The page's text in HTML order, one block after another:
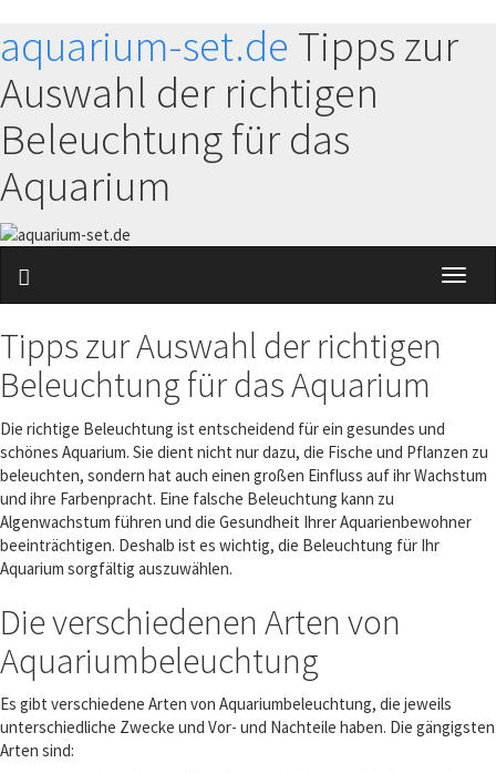
aquarium-set.de Tipps zur
Auswahl der richtigen
Beleuchtung für das
Aquarium
Tipps zur Auswahl der richtigen
Beleuchtung für das Aquarium
Die richtige Beleuchtung ist entscheidend für ein gesundes und
schönes Aquarium. Sie dient nicht nur dazu, die Fische und Pflanzen zu
beleuchten, sondern hat auch einen großen Einfluss auf ihr Wachstum
und ihre Farbenpracht. Eine falsche Beleuchtung kann zu
Algenwachstum führen und die Gesundheit Ihrer Aquarienbewohner
beeinträchtigen. Deshalb ist es wichtig, die Beleuchtung für Ihr
Aquarium sorgfältig auszuwählen.
Die verschiedenen Arten von
Aquariumbeleuchtung
Es gibt verschiedene Arten von Aquariumbeleuchtung, die jeweils
unterschiedliche Zwecke und Vor- und Nachteile haben. Die gängigsten
Arten sind: